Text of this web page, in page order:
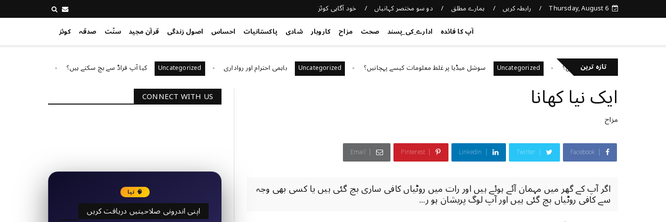
Thursday, August 6 رابطہ کریں ہمارے مطلق دو سو مختصر کہانیاں خود آگاہی کوئز
آپ کا فائدہ ادارے_کی_پسند صحت مزاح کاروبار شادی پاکستانیات احساس اصول زندگی قرآن مجید سنّت صدقہ کوئز
تازہ ترین
صحت کا خیال رکھتے ہیں؟ Uncategorized سوشل میڈیا پر غلط معلومات کیسے پہچانیں؟ Uncategorized باہمی احترام اور رواداری Uncategorized کیا آپ فراڈ سے بچ سکتے ہیں؟ Uncategorized
ایک ‏نیا ‏کھانا
مزاح
Facebook
Twitter
Linkedin
Pinterest
Email
اگر آپ کے گھر میں مہمان آئے ہوئے ہیں اور رات میں روٹیاں کافی ساری بچ گئی ہیں یا کسی بھی وجہ
سے کافی روٹیاں بچ گئی ہیں اور آپ لوگ پریشان ہو ر...
CONNECT WITH US
🧠 نیا
اپنی اندرونی صلاحیتیں دریافت کریں